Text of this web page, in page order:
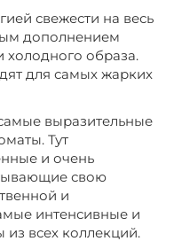
свежести на весь
дополнением
образа.
для самых жарких
выразительные
Тут
и очень
свою
и
интенсивные и
всех коллекций.